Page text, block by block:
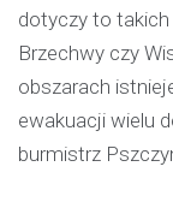
dotyczy to takich
Brzechwy czy
obszarach
ewakuacji wielu
burmistrz